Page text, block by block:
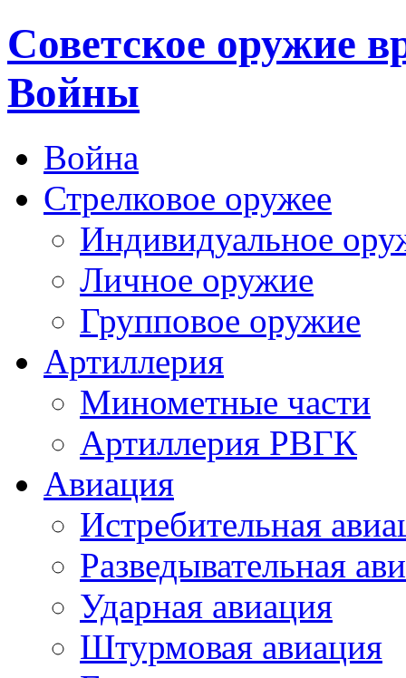
Cоветское оружие
Войны
Война
Стрелковое оружее
Индивидуальное
Личное оружие
Групповое оружие
Артиллерия
Минометные части
Артиллерия РВГК
Авиация
Истребительная
Разведывательная
Ударная авиация
Штурмовая авиация